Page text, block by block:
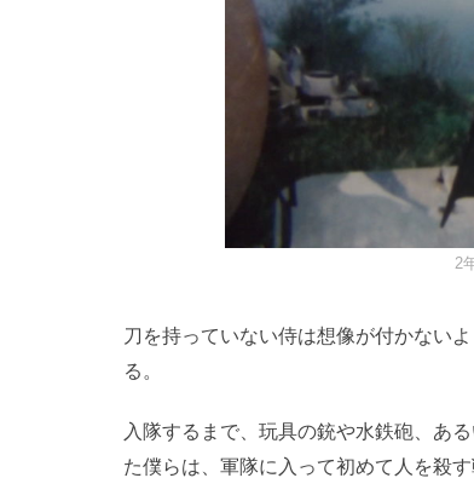
2
刀を持っていない侍は想像が付かない
る。
入隊するまで、玩具の銃や水鉄砲、あ
た僕らは、軍隊に入って初めて人を殺